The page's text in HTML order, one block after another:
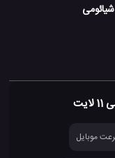
موبایل